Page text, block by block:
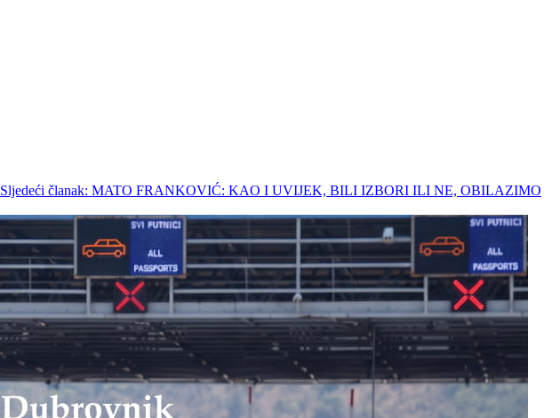
Sljedeći članak: MATO FRANKOVIĆ: KAO I UVIJEK, BILI IZBORI ILI NE, OBILAZIMO